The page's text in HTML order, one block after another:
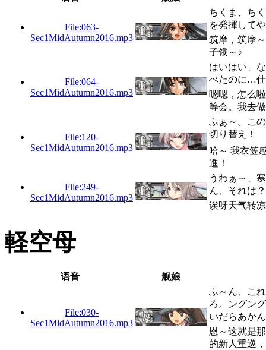
File:063-
Sec1MidAutumn2016.mp3
ちくま、ち
を発揮して
筑摩，筑摩
子饿～♪
File:064-
Sec1MidAutumn2016.mp3
はいはい、
べたのに…
嗯嗯，怎么
等会。我去
File:120-
Sec1MidAutumn2016.mp3
ふぁ～。こ
切り替え！
哈～ 我衣笠
進！
File:249-
Sec1MidAutumn2016.mp3
うわぁ～、
ん、それは？
诶呀天气转
軽空母
语音 舰娘
File:030-
Sec1MidAutumn2016.mp3
ふ～ん、こ
ろ。ングン
いだらあか
恩～这就是
的新人重巡